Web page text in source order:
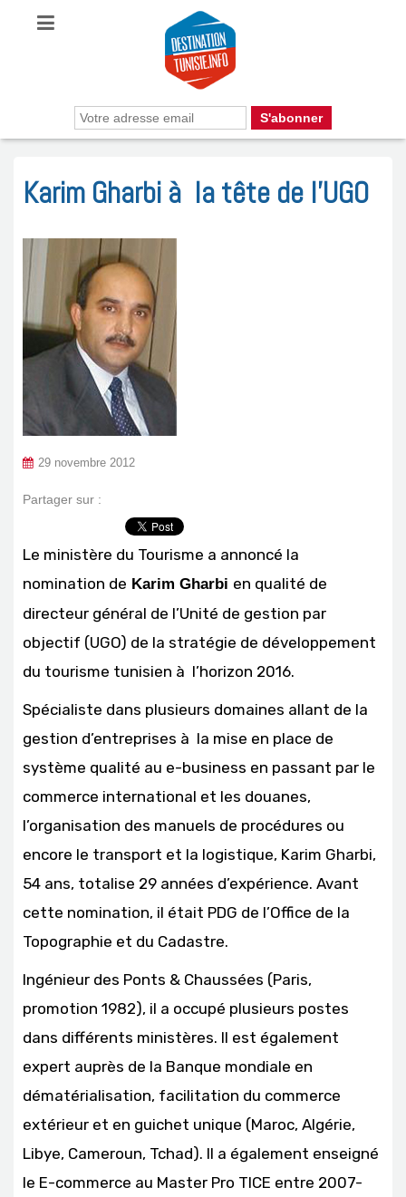
Karim Gharbi à la tête de l’UGO
29 novembre 2012
Partager sur :
Le ministère du Tourisme a annoncé la
nomination de Karim Gharbi en qualité de
directeur général de l’Unité de gestion par
objectif (UGO) de la stratégie de développement
du tourisme tunisien à l’horizon 2016.
Spécialiste dans plusieurs domaines allant de la
gestion d’entreprises à la mise en place de
système qualité au e-business en passant par le
commerce international et les douanes,
l’organisation des manuels de procédures ou
encore le transport et la logistique, Karim Gharbi,
54 ans, totalise 29 années d’expérience. Avant
cette nomination, il était PDG de l’Office de la
Topographie et du Cadastre.
Ingénieur des Ponts & Chaussées (Paris,
promotion 1982), il a occupé plusieurs postes
dans différents ministères. Il est également
expert auprès de la Banque mondiale en
dématérialisation, facilitation du commerce
extérieur et en guichet unique (Maroc, Algérie,
Libye, Cameroun, Tchad). Il a également enseigné
le E-commerce au Master Pro TICE entre 2007-